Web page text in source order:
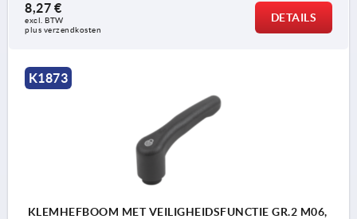
8,27 €
excl. BTW
plus verzendkosten
DETAILS
K1873
KLEMHEFBOOM MET VEILIGHEIDSFUNCTIE GR.2 M06,